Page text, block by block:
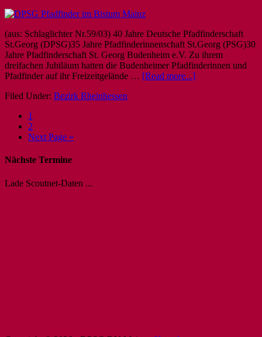
(aus: Schlaglichter Nr.59/03) 40 Jahre Deutsche Pfadfinderschaft
St.Georg (DPSG)35 Jahre Pfadfinderinnenschaft St.Georg (PSG)30
Jahre Pfadfinderschaft St. Georg Budenheim e.V. Zu ihrem
dreifachen Jubiläum hatten die Budenheimer Pfadfinderinnen und
Pfadfinder auf ihr Freizeitgelände … [Read more...]
Filed Under: Bezirk Rheinhessen
1
2
Next Page »
Nächste Termine
Lade Scoutnet-Daten ...